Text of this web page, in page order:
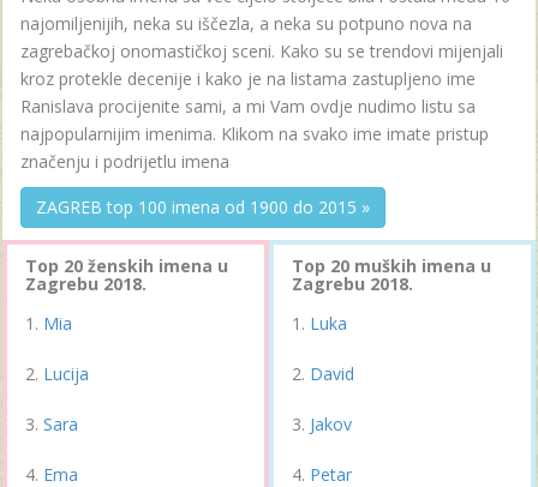
najomiljenijih, neka su iščezla, a neka su potpuno nova na
zagrebačkoj onomastičkoj sceni. Kako su se trendovi mijenjali
kroz protekle decenije i kako je na listama zastupljeno ime
Ranislava procijenite sami, a mi Vam ovdje nudimo listu sa
najpopularnijim imenima. Klikom na svako ime imate pristup
značenju i podrijetlu imena
ZAGREB top 100 imena od 1900 do 2015 »
Top 20 ženskih imena u
Zagrebu 2018.
Mia
Lucija
Sara
Ema
Top 20 muških imena u
Zagrebu 2018.
Luka
David
Jakov
Petar